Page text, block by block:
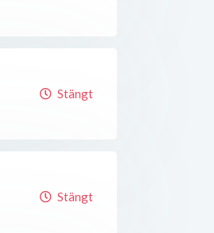
Stängt
Stängt